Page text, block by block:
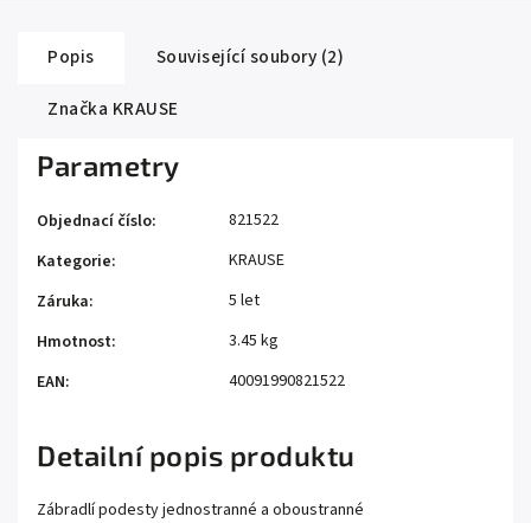
Popis
Související soubory (2)
Značka KRAUSE
Detailní popis produktu
Zábradlí podesty jednostranné a oboustranné
Parametry
Objednací číslo:
821522
Kategorie:
KRAUSE
Záruka:
5 let
Hmotnost:
3.45 kg
EAN: 40091990821522